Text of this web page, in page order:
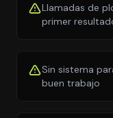
Llamadas de
primer
Sin sistema
buen trabajo